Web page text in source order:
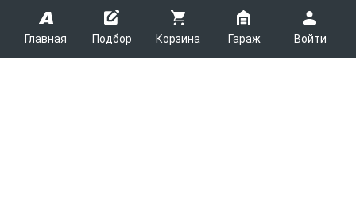
Главная Подбор Корзина Гараж Войти